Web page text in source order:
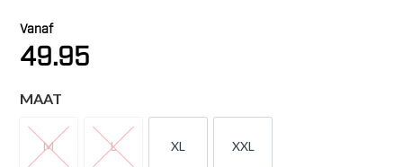
Vanaf
49.95
MAAT
M
M
L
L
XL XXL